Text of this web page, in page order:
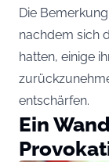
Die
nachdem sich
hatten, einige
entschärfen.
Ein